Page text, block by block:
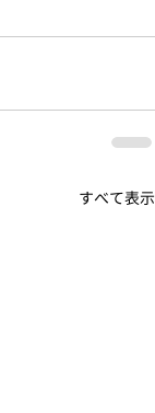
すべて表示